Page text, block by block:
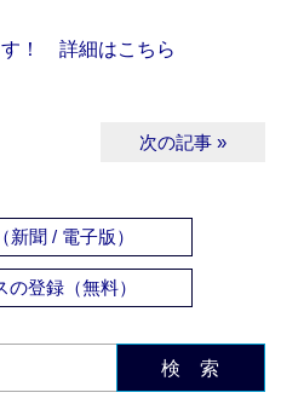
す！ 詳細はこちら
次の記事 »
新聞 / 電子版）
の登録（無料）
検 索